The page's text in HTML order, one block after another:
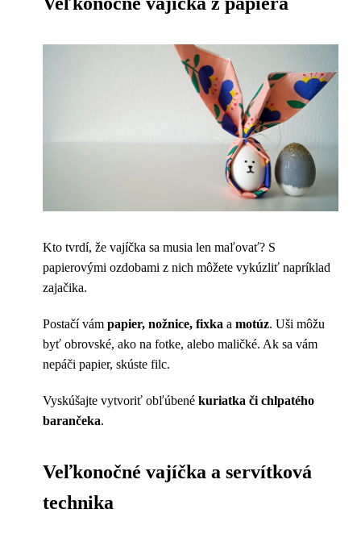
Kto tvrdí, že vajíčka sa musia len maľovať? S
papierovými ozdobami z nich môžete vykúzliť napríklad
zajačika.
Postačí vám papier, nožnice, fixka a motúz. Uši môžu
byť obrovské, ako na fotke, alebo maličké. Ak sa vám
nepáči papier, skúste filc.
Vyskúšajte vytvoriť obľúbené kuriatka či chlpatého
barančeka.
Veľkonočné vajíčka a servítková
technika